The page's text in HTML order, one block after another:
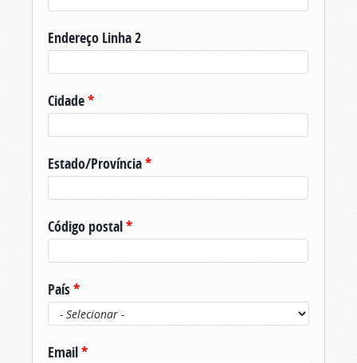
Endereço Linha 2
Cidade*
Estado/Província*
Código postal*
País*
Email*